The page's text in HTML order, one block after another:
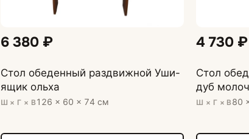
6 380 ₽
Стол обеденный раздвижной Уши-
ящик ольха
Ш × Г × В126 × 60 × 74 см
4 730 ₽
Стол
дуб
Ш × Г × В80